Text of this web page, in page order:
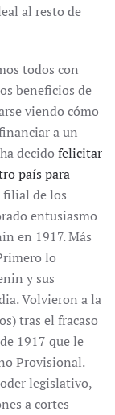
al resto de
todos con
beneficios de
viendo cómo
a un
decido felicitar
país para
filial de los
entusiasmo
en 1917. Más
lo
y sus
Volvieron a la
tras el fracaso
1917 que le
Provisional.
legislativo,
a cortes